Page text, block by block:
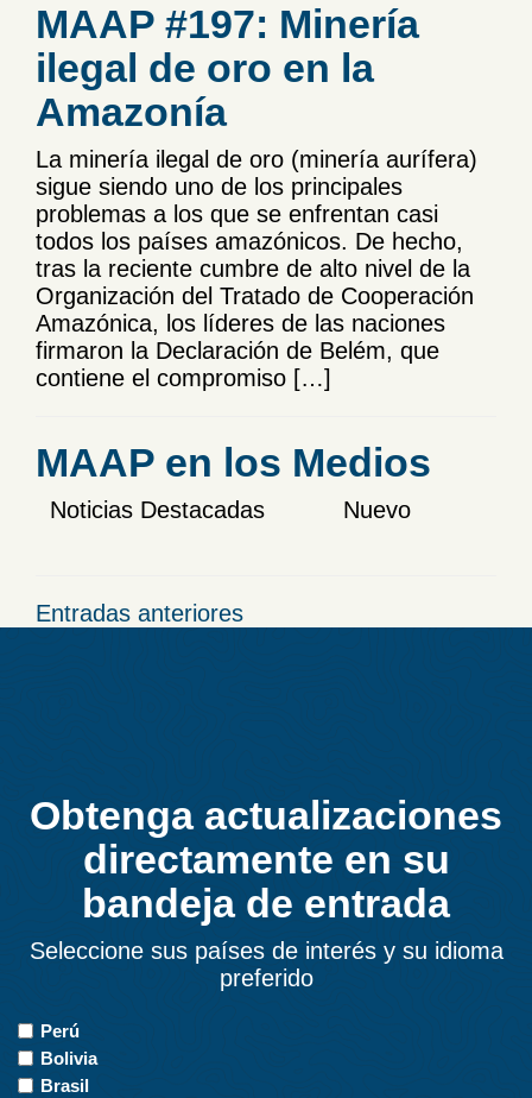
MAAP #197: Minería
ilegal de oro en la
Amazonía
La minería ilegal de oro (minería aurífera)
sigue siendo uno de los principales
problemas a los que se enfrentan casi
todos los países amazónicos. De hecho,
tras la reciente cumbre de alto nivel de la
Organización del Tratado de Cooperación
Amazónica, los líderes de las naciones
firmaron la Declaración de Belém, que
contiene el compromiso […]
MAAP en los Medios
Noticias Destacadas Nuevo
Navegación
Entradas anteriores
Obtenga actualizaciones
directamente en su
bandeja de entrada
Seleccione sus países de interés y su idioma
preferido
Countries
of
Interest
Perú
Bolivia
Brasil